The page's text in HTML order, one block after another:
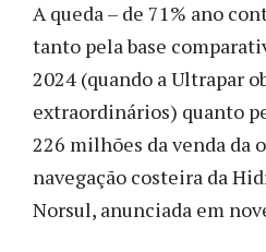
A queda – de 71% ano
tanto pela base
2024 (quando a Ultrapar
extraordinários) quanto
226 milhões da venda da
navegação costeira da
Norsul, anunciada em